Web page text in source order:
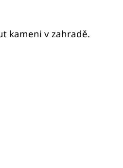
kameni v zahradě.